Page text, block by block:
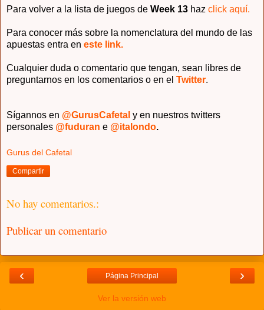
Para volver a la lista de juegos de Week 13 haz click aquí.
Para conocer más sobre la nomenclatura del mundo de las
apuestas entra en este link.
Cualquier duda o comentario que tengan, sean libres de
preguntarnos en los comentarios o en el Twitter.
Sígannos en @GurusCafetal y en nuestros twitters
personales @fuduran e @italondo.
Gurus del Cafetal
Compartir
No hay comentarios.:
Publicar un comentario
‹ ›
Página Principal
Ver la versión web